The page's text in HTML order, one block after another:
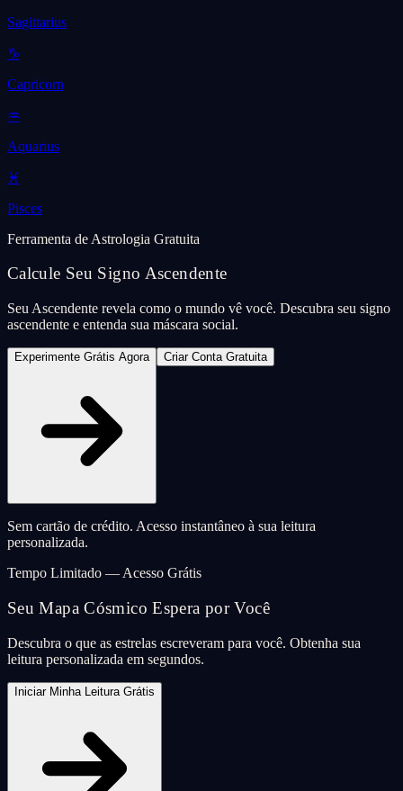
Sagittarius
♑
Capricorn
♒
Aquarius
♓
Pisces
Ferramenta de Astrologia Gratuita
Calcule Seu Signo Ascendente
Seu Ascendente revela como o mundo vê você. Descubra seu signo
ascendente e entenda sua máscara social.
Experimente Grátis Agora Criar Conta Gratuita
Sem cartão de crédito. Acesso instantâneo à sua leitura
personalizada.
Tempo Limitado — Acesso Grátis
Seu Mapa Cósmico Espera por Você
Descubra o que as estrelas escreveram para você. Obtenha sua
leitura personalizada em segundos.
Iniciar Minha Leitura Grátis